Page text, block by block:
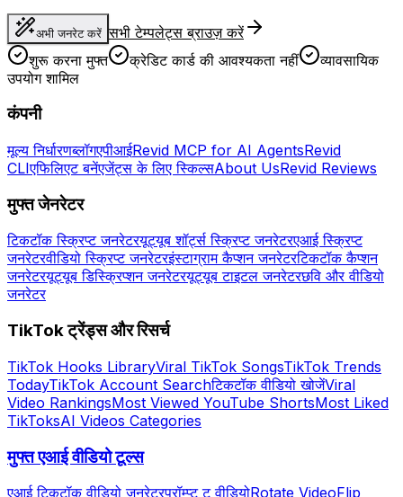
अभी जनरेट करें सभी टेम्पलेट्स ब्राउज़ करें
शुरू करना मुफ्त
क्रेडिट कार्ड की आवश्यकता नहीं
व्यावसायिक
उपयोग शामिल
कंपनी
मूल्य निर्धारणब्लॉगएपीआईRevid MCP for AI AgentsRevid
CLIएफिलिएट बनेंएजेंट्स के लिए स्किल्सAbout UsRevid Reviews
मुफ्त जेनरेटर
टिकटॉक स्क्रिप्ट जनरेटरयूट्यूब शॉर्ट्स स्क्रिप्ट जनरेटरएआई स्क्रिप्ट
जनरेटरवीडियो स्क्रिप्ट जनरेटरइंस्टाग्राम कैप्शन जनरेटरटिकटॉक कैप्शन
जनरेटरयूट्यूब डिस्क्रिप्शन जनरेटरयूट्यूब टाइटल जनरेटरछवि और वीडियो
जनरेटर
TikTok ट्रेंड्स और रिसर्च
TikTok Hooks LibraryViral TikTok SongsTikTok Trends
TodayTikTok Account Searchटिकटॉक वीडियो खोजेंViral
Video RankingsMost Viewed YouTube ShortsMost Liked
TikToksAI Videos Categories
मुफ्त एआई वीडियो टूल्स
एआई टिकटॉक वीडियो जनरेटरप्रॉम्प्ट टू वीडियोRotate VideoFlip